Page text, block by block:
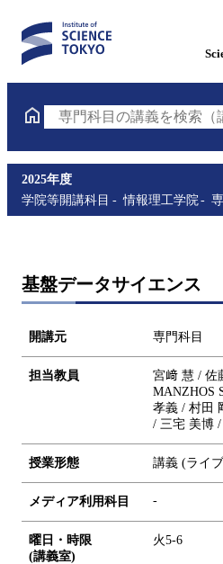
専門科目の講義を検索（
2025年度
学院等開講科目
情報理工学院
基盤データサイエンス
開講元 専門科目
担当教員
宮﨑 慧 / 佐
MANZHOS
孝義 / 村田
/ 三宅 美博
授業形態 講義 (ライ
メディア利用科目 -
曜日・時限
(講義室)
火5-6